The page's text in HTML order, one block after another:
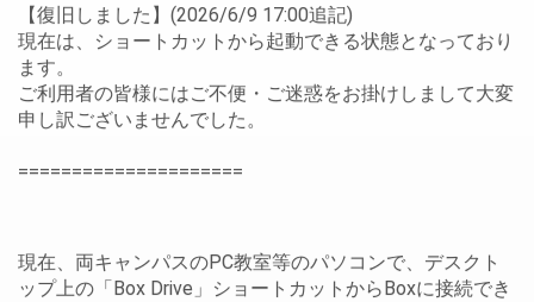
【復旧しました】(2026/6/9 17:00追記)
現在は、ショートカットから起動できる状態となっており
ます。
ご利用者の皆様にはご不便・ご迷惑をお掛けしまして大変
申し訳ございませんでした。
=====================
現在、両キャンパスのPC教室等のパソコンで、デスクト
ップ上の「Box Drive」ショートカットからBoxに接続でき